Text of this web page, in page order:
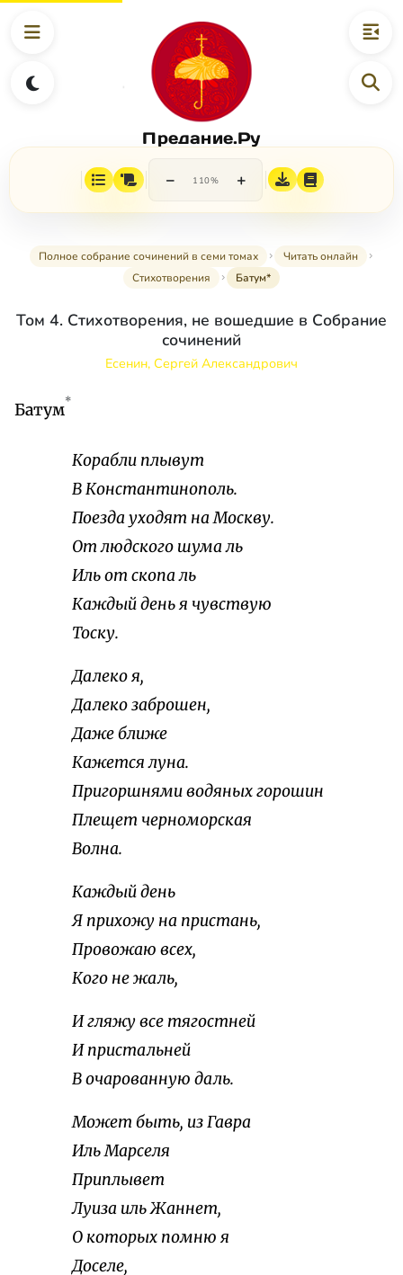
Предание.Ру
− 110% +
Полное собрание сочинений в семи томах
Читать онлайн
Стихотворения
Батум*
Том 4. Стихотворения, не вошедшие в Собрание
сочинений
Есенин, Сергей Александрович
Батум*
Корабли плывут
В Константинополь.
Поезда уходят на Москву.
От людского шума ль
Иль от скопа ль
Каждый день я чувствую
Тоску.
Далеко я,
Далеко заброшен,
Даже ближе
Кажется луна.
Пригоршнями водяных горошин
Плещет черноморская
Волна.
Каждый день
Я прихожу на пристань,
Провожаю всех,
Кого не жаль,
И гляжу все тягостней
И пристальней
В очарованную даль.
Может быть, из Гавра
Иль Марселя
Приплывет
Луиза иль Жаннет,
О которых помню я
Доселе,